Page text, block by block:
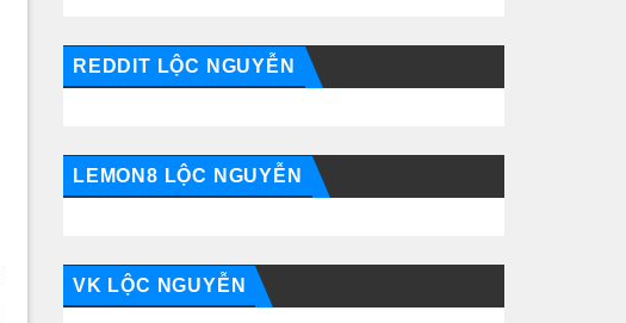
REDDIT LỘC NGUYỄN
LEMON8 LỘC NGUYỄN
VK LỘC NGUYỄN